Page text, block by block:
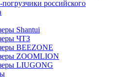
российского
Shantui
ЧТЗ
BEEZONE
ZOOMLION
LIUGONG